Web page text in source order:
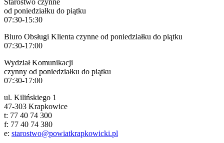
Starostwo czynne
od poniedziałku do piątku
07:30-15:30
Biuro Obsługi Klienta czynne od poniedziałku do piątku
07:30-17:00
Wydział Komunikacji
czynny od poniedziałku do piątku
07:30-17:00
ul. Kilińskiego 1
47-303 Krapkowice
t: 77 40 74 300
f: 77 40 74 380
e: starostwo@powiatkrapkowicki.pl